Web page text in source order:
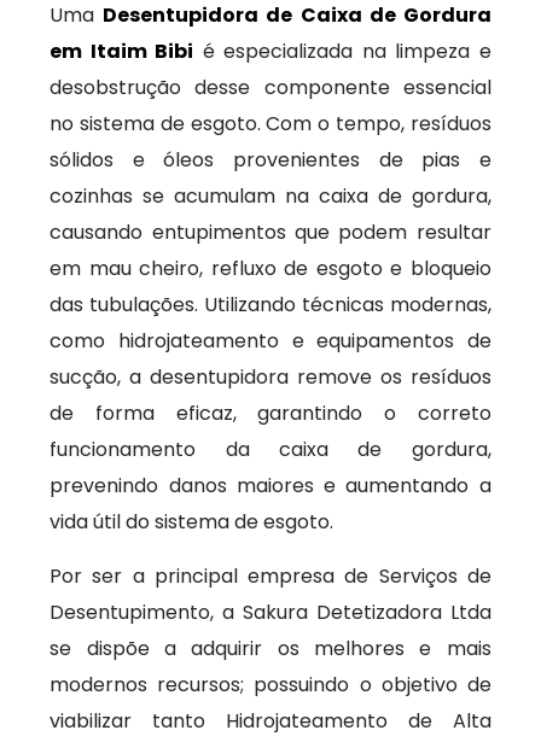
Uma Desentupidora de Caixa de Gordura
em Itaim Bibi é especializada na limpeza e
desobstrução desse componente essencial
no sistema de esgoto. Com o tempo, resíduos
sólidos e óleos provenientes de pias e
cozinhas se acumulam na caixa de gordura,
causando entupimentos que podem resultar
em mau cheiro, refluxo de esgoto e bloqueio
das tubulações. Utilizando técnicas modernas,
como hidrojateamento e equipamentos de
sucção, a desentupidora remove os resíduos
de forma eficaz, garantindo o correto
funcionamento da caixa de gordura,
prevenindo danos maiores e aumentando a
vida útil do sistema de esgoto.
Por ser a principal empresa de Serviços de
Desentupimento, a Sakura Detetizadora Ltda
se dispõe a adquirir os melhores e mais
modernos recursos; possuindo o objetivo de
viabilizar tanto Hidrojateamento de Alta